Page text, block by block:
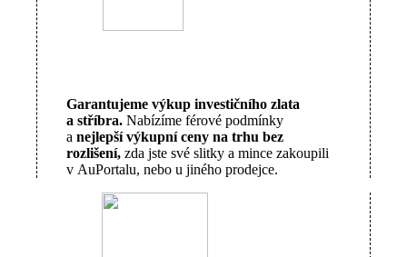
Garantujeme výkup investičního zlata
a stříbra. Nabízíme férové podmínky
a nejlepší výkupní ceny na trhu bez
rozlišení, zda jste své slitky a mince zakoupili
v AuPortalu, nebo u jiného prodejce.